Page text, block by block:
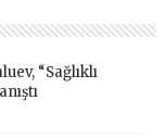
“Sağlıklı